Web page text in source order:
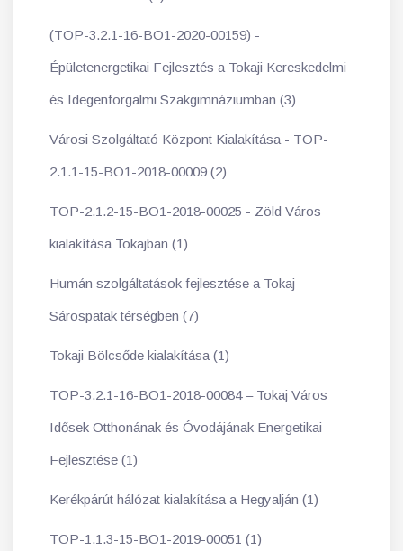
(TOP-3.2.1-16-BO1-2020-00159) -
Épületenergetikai Fejlesztés a Tokaji Kereskedelmi
és Idegenforgalmi Szakgimnáziumban (3)
Városi Szolgáltató Központ Kialakítása - TOP-
2.1.1-15-BO1-2018-00009 (2)
TOP-2.1.2-15-BO1-2018-00025 - Zöld Város
kialakítása Tokajban (1)
Humán szolgáltatások fejlesztése a Tokaj –
Sárospatak térségben (7)
Tokaji Bölcsőde kialakítása (1)
TOP-3.2.1-16-BO1-2018-00084 – Tokaj Város
Idősek Otthonának és Óvodájának Energetikai
Fejlesztése (1)
Kerékpárút hálózat kialakítása a Hegyalján (1)
TOP-1.1.3-15-BO1-2019-00051 (1)